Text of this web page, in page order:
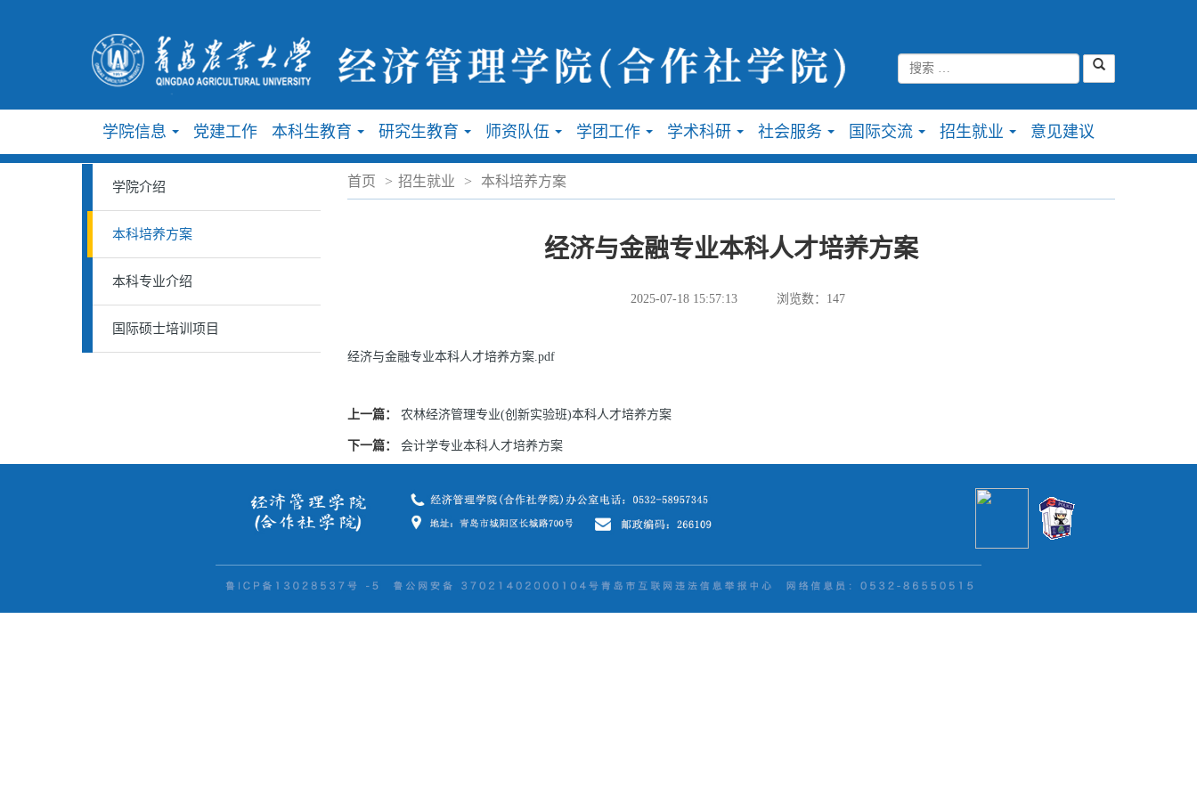
学院信息 党建工作 本科生教育 研究生教育 师资队伍 学团工作 学术科研 社会服务 国际交流 招生就业 意见建议
学院介绍
本科培养方案
本科专业介绍
国际硕士培训项目
首页 > 招生就业 > 本科培养方案
经济与金融专业本科人才培养方案
2025-07-18 15:57:13 浏览数： 147
经济与金融专业本科人才培养方案.pdf
上一篇： 农林经济管理专业(创新实验班)本科人才培养方案
下一篇： 会计学专业本科人才培养方案